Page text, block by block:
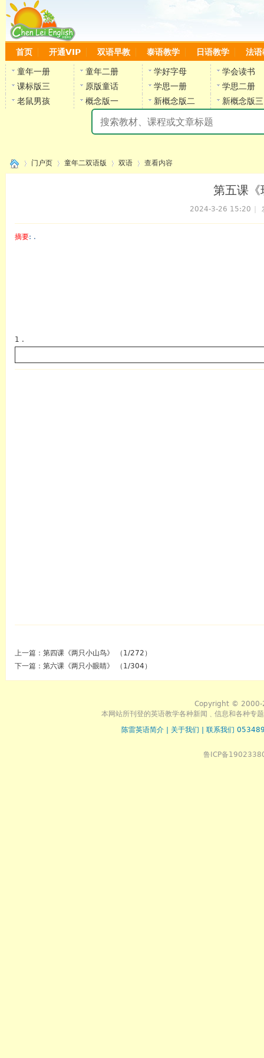
首页 开通VIP 双语早教 泰语教学 日语教学 法语
童年一册 童年二册 学好字母
学会读书
课标版三
原版童话 学思一册
学思二册
老鼠男孩
概念版一 新概念版二 新概念版三
门户页 童年二双语版 双语 查看内容
第五课《
2024-3-26 15:20
摘要: .
1 .
上一篇： 第四课《两只小山鸟》 （1/272）
下一篇： 第六课《两只小眼睛》 （1/304）
Copyright © 2000-
本网站所刊登的英语教学各种新闻﹑信息和各种专
陈雷英语简介
关于我们 联系我们
鲁ICP备